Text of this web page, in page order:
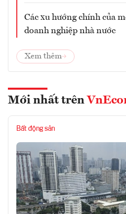
Các xu hướng chính của
doanh nghiệp nhà nước
Xem thêm
Mới nhất trên
Bất động sản